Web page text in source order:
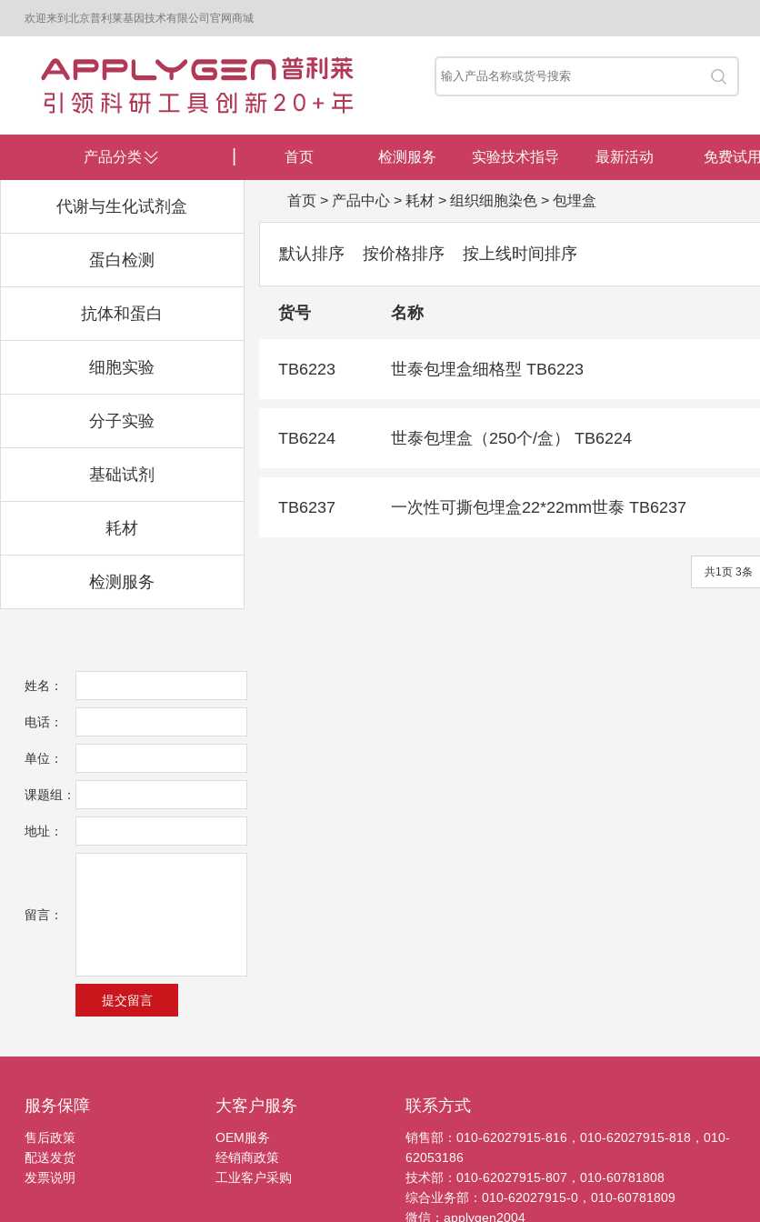
欢迎来到北京普利莱基因技术有限公司官网商城
产品分类
代谢与生化试剂盒
蛋白检测
抗体和蛋白
细胞实验
分子实验
基础试剂
耗材
检测服务
首页 检测服务 实验技术指导 最新活动 免费试用
首页> 产品中心> 耗材> 组织细胞染色> 包埋盒
默认排序 按价格排序 按上线时间排序
货号 名称
TB6223 世泰包埋盒细格型 TB6223
TB6224 世泰包埋盒（250个/盒） TB6224
TB6237 一次性可撕包埋盒22*22mm世泰 TB6237
共1页 3条
姓名：
电话：
单位：
课题组：
地址：
留言：
服务保障
售后政策
配送发货
发票说明
大客户服务
OEM服务
经销商政策
工业客户采购
联系方式
销售部：010-62027915-816，010-62027915-818，010-
62053186
技术部：010-62027915-807，010-60781808
综合业务部：010-62027915-0，010-60781809
微信：applygen2004